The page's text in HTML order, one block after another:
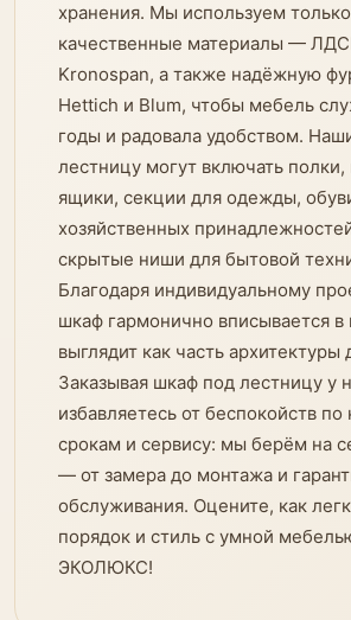
хранения. Мы используем только
качественные материалы —
Kronospan, а также надёжную
Hettich и Blum, чтобы мебель
годы и радовала удобством.
лестницу могут включать
ящики, секции для одежды,
хозяйственных
скрытые ниши для бытовой
Благодаря индивидуальному
шкаф гармонично вписывается в
выглядит как часть архитектуры
Заказывая шкаф под лестницу у
избавляетесь от беспокойств по
срокам и сервису: мы берём на
— от замера до монтажа и
обслуживания. Оцените, как
порядок и стиль с умной
ЭКОЛЮКС!